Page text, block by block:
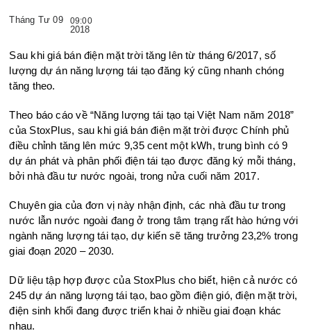
Tháng Tư 09 09:00
2018
Sau khi giá bán điện mặt trời tăng lên từ tháng 6/2017, số
lượng dự án năng lượng tái tạo đăng ký cũng nhanh chóng
tăng theo.
Theo báo cáo về “Năng lượng tái tạo tại Việt Nam năm 2018”
của StoxPlus, sau khi giá bán điện mặt trời được Chính phủ
điều chỉnh tăng lên mức 9,35 cent một kWh, trung bình có 9
dự án phát và phân phối điện tái tạo được đăng ký mỗi tháng,
bởi nhà đầu tư nước ngoài, trong nửa cuối năm 2017.
Chuyên gia của đơn vị này nhận định, các nhà đầu tư trong
nước lẫn nước ngoài đang ở trong tâm trạng rất hào hứng với
ngành năng lượng tái tạo, dự kiến sẽ tăng trưởng 23,2% trong
giai đoạn 2020 – 2030.
Dữ liệu tập hợp được của StoxPlus cho biết, hiện cả nước có
245 dự án năng lượng tái tạo, bao gồm điện gió, điện mặt trời,
điện sinh khối đang được triển khai ở nhiều giai đoạn khác
nhau.